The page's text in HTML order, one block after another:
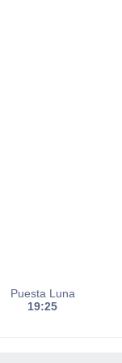
Puesta Luna
19:25